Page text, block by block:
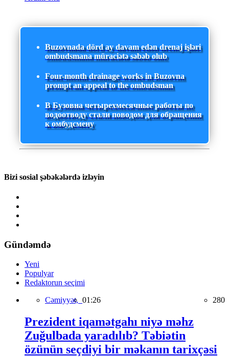
Buzovnada dörd ay davam edən drenaj işləri
ombudsmana müraciətə səbəb olub
Four-month drainage works in Buzovna
prompt an appeal to the ombudsman
В Бузовна четырехмесячные работы по
водоотводу стали поводом для обращения
к омбудсмену
Bizi sosial şəbəkələrdə izləyin
Gündəmdə
Yeni
Populyar
Redaktorun seçimi
Cəmiyyət, 01:26 280
Prezident iqamətgahı niyə məhz
Zuğulbada yaradılıb? Təbiətin
özünün seçdiyi bir məkanın tarixçəsi